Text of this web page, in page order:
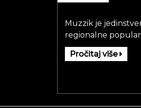
Muzzik je
regionalne
Pročitaj više